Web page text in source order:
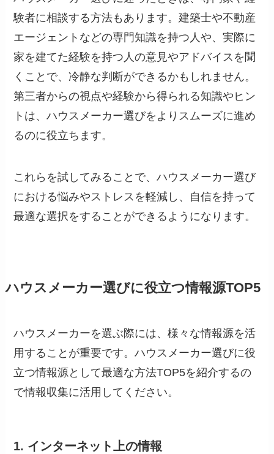
験者に相談する方法もあります。建築士や不動産
エージェントなどの専門知識を持つ人や、実際に
家を建てた経験を持つ人の意見やアドバイスを聞
くことで、冷静な判断ができるかもしれません。
第三者からの視点や経験から得られる知識やヒン
トは、ハウスメーカー選びをよりスムーズに進め
るのに役立ちます。
これらを試してみることで、ハウスメーカー選び
における悩みやストレスを軽減し、自信を持って
最適な選択をすることができるようになります。
ハウスメーカー選びに役立つ情報源TOP5
ハウスメーカーを選ぶ際には、様々な情報源を活
用することが重要です。ハウスメーカー選びに役
立つ情報源として最適な方法TOP5を紹介するの
で情報収集に活用してください。
1. インターネット上の情報